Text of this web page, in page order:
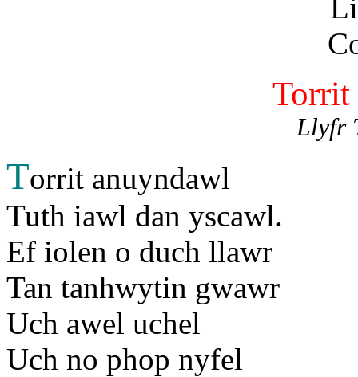
Torrit
Llyfr
Torrit anuyndawl
Tuth iawl dan yscawl.
Ef iolen o duch llawr
Tan tanhwytin gwawr
Uch awel uchel
Uch no phop nyfel